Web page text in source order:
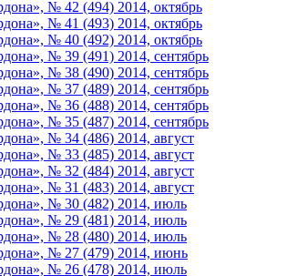
№ 42 (494) 2014, октябрь
№ 41 (493) 2014, октябрь
№ 40 (492) 2014, октябрь
№ 39 (491) 2014, сентябрь
№ 38 (490) 2014, сентябрь
№ 37 (489) 2014, сентябрь
№ 36 (488) 2014, сентябрь
№ 35 (487) 2014, сентябрь
№ 34 (486) 2014, август
№ 33 (485) 2014, август
№ 32 (484) 2014, август
№ 31 (483) 2014, август
№ 30 (482) 2014, июль
№ 29 (481) 2014, июль
№ 28 (480) 2014, июль
№ 27 (479) 2014, июнь
№ 26 (478) 2014, июль